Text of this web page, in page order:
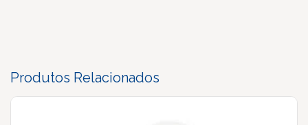
Produtos Relacionados